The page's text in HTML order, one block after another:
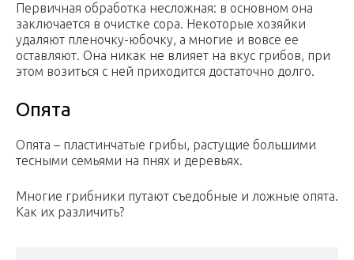
Первичная обработка несложная: в основном она
заключается в очистке сора. Некоторые хозяйки
удаляют пленочку-юбочку, а многие и вовсе ее
оставляют. Она никак не влияет на вкус грибов, при
этом возиться с ней приходится достаточно долго.
Опята
Опята – пластинчатые грибы, растущие большими
тесными семьями на пнях и деревьях.
Многие грибники путают съедобные и ложные опята.
Как их различить?